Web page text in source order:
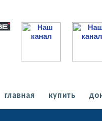
главная купить